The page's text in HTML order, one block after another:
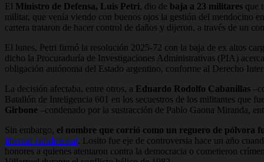
El Ministro de Defensa, Luis Petri, dio de baja a 23 militares que
militar, que venía viendo con buenos ojos la gestión del mendocino
cartera trataron de hacer control de daños y dijeron, a través de un
El lunes, Petri firmó la resolución 2025-72 con la baja de ex altos
dicho la Procuraduría de Investigaciones Administrativas (PIA)
obligación autónoma del Estado argentino, conforme al Derecho
La decisión afectaba, entre otros, a Eduardo Rodolfo Cabanillas
Batallón de Inteligencia 601 en los secuestros de los militantes que
Girbone –condenado por la sustracción de Pablo Gaona Miranda,
Sin embargo, el nombre que corrió como un reguero de pólvora
libertad condicional. Losito fue eje de controversia hace un año
honores a quienes atentaron contra la democracia o cometieron